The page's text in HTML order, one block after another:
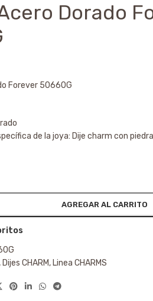
Dorado
Forever 50660G
de la joya: Dije charm con
AGREGAR AL CARRITO
, Dijes CHARM, Linea CHARMS